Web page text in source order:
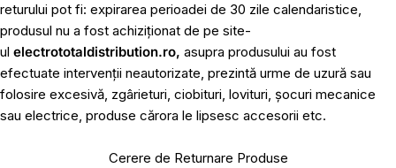
returului pot fi: expirarea perioadei de 30 zile calendaristice,
produsul nu a fost achiziționat de pe site-
ul electrototaldistribution.ro, asupra produsului au fost
efectuate intervenții neautorizate, prezintă urme de uzură sau
folosire excesivă, zgârieturi, ciobituri, lovituri, șocuri mecanice
sau electrice, produse cărora le lipsesc accesorii etc.
Cerere de Returnare Produse